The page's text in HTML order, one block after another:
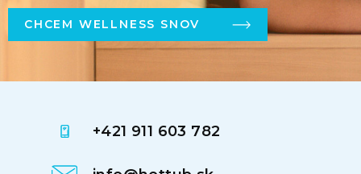
CHCEM WELLNESS SNOV
+421 911 603 782